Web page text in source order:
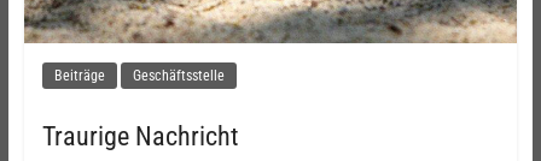
Beiträge Geschäftsstelle
Traurige Nachricht